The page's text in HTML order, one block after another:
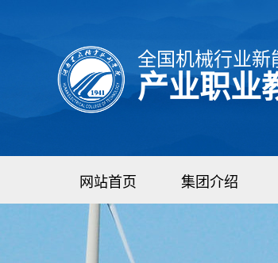
全国机械行业新
产业职业
网站首页 集团介绍